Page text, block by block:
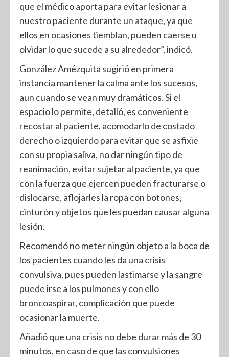
que el médico aporta para evitar lesionar a
nuestro paciente durante un ataque, ya que
ellos en ocasiones tiemblan, pueden caerse u
olvidar lo que sucede a su alrededor”, indicó.
González Amézquita sugirió en primera
instancia mantener la calma ante los sucesos,
aun cuando se vean muy dramáticos. Si el
espacio lo permite, detalló, es conveniente
recostar al paciente, acomodarlo de costado
derecho o izquierdo para evitar que se asfixie
con su propia saliva, no dar ningún tipo de
reanimación, evitar sujetar al paciente, ya que
con la fuerza que ejercen pueden fracturarse o
dislocarse, aflojarles la ropa con botones,
cinturón y objetos que les puedan causar alguna
lesión.
Recomendó no meter ningún objeto a la boca de
los pacientes cuando les da una crisis
convulsiva, pues pueden lastimarse y la sangre
puede irse a los pulmones y con ello
broncoaspirar, complicación que puede
ocasionar la muerte.
Añadió que una crisis no debe durar más de 30
minutos, en caso de que las convulsiones